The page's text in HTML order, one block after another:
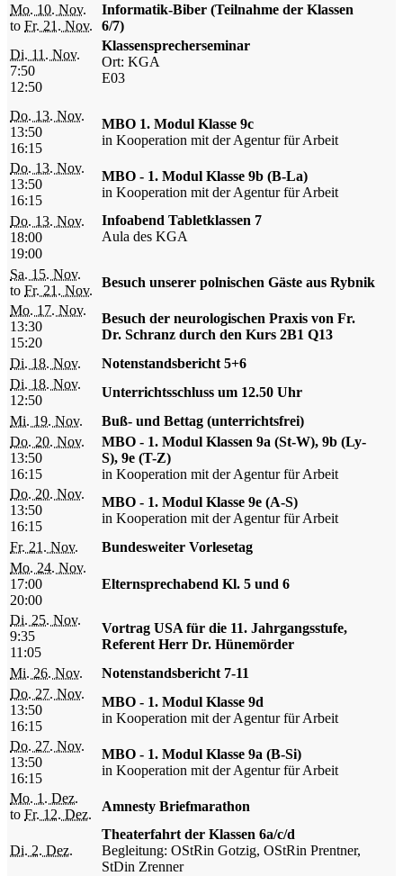
Mo. 10. Nov.
to Fr. 21. Nov.
Informatik-Biber (Teilnahme der Klassen
6/7)
Di. 11. Nov.
7:50
12:50
Klassensprecherseminar
Ort: KGA
E03
Do. 13. Nov.
13:50
16:15
MBO 1. Modul Klasse 9c
in Kooperation mit der Agentur für Arbeit
Do. 13. Nov.
13:50
16:15
MBO - 1. Modul Klasse 9b (B-La)
in Kooperation mit der Agentur für Arbeit
Do. 13. Nov.
18:00
19:00
Infoabend Tabletklassen 7
Aula des KGA
Sa. 15. Nov.
to Fr. 21. Nov.
Besuch unserer polnischen Gäste aus Rybnik
Mo. 17. Nov.
13:30
15:20
Besuch der neurologischen Praxis von Fr.
Dr. Schranz durch den Kurs 2B1 Q13
Di. 18. Nov.
Notenstandsbericht 5+6
Di. 18. Nov.
12:50
Unterrichtsschluss um 12.50 Uhr
Mi. 19. Nov.
Buß- und Bettag (unterrichtsfrei)
Do. 20. Nov.
13:50
16:15
MBO - 1. Modul Klassen 9a (St-W), 9b (Ly-
S), 9e (T-Z)
in Kooperation mit der Agentur für Arbeit
Do. 20. Nov.
13:50
16:15
MBO - 1. Modul Klasse 9e (A-S)
in Kooperation mit der Agentur für Arbeit
Fr. 21. Nov.
Bundesweiter Vorlesetag
Mo. 24. Nov.
17:00
20:00
Elternsprechabend Kl. 5 und 6
Di. 25. Nov.
9:35
11:05
Vortrag USA für die 11. Jahrgangsstufe,
Referent Herr Dr. Hünemörder
Mi. 26. Nov.
Notenstandsbericht 7-11
Do. 27. Nov.
13:50
16:15
MBO - 1. Modul Klasse 9d
in Kooperation mit der Agentur für Arbeit
Do. 27. Nov.
13:50
16:15
MBO - 1. Modul Klasse 9a (B-Si)
in Kooperation mit der Agentur für Arbeit
Mo. 1. Dez.
to Fr. 12. Dez.
Amnesty Briefmarathon
Di. 2. Dez.
Theaterfahrt der Klassen 6a/c/d
Begleitung: OStRin Gotzig, OStRin Prentner,
StDin Zrenner